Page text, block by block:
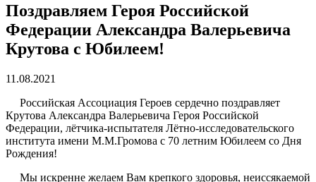
Поздравляем Героя Российской
Федерации Александра Валерьевича
Крутова с Юбилеем!
11.08.2021
Российская Ассоциация Героев сердечно поздравляет
Крутова Александра Валерьевича Героя Российской
Федерации, лётчика-испытателя Лётно-исследовательского
института имени М.М.Громова с 70 летним Юбилеем со Дня
Рождения!
Мы искренне желаем Вам крепкого здоровья, неиссякаемой